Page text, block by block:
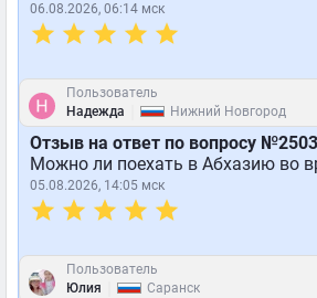
06.08.2026, 06:14 мск
Пользователь
Надежда
Нижний Новгород
Отзыв на ответ по вопросу
Можно ли поехать в Абхазию во
05.08.2026, 14:05 мск
Пользователь
Юлия
Саранск